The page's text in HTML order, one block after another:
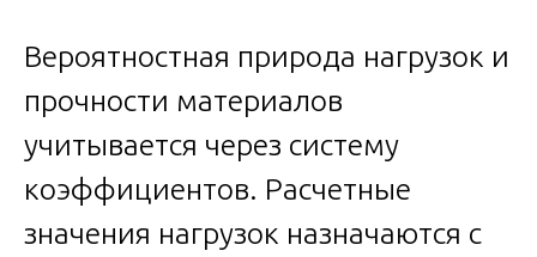
Вероятностная природа нагрузок и
прочности материалов
учитывается через систему
коэффициентов. Расчетные
значения нагрузок назначаются с